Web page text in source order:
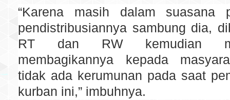
“Karena masih dalam suasana
pendistribusiannya sambung dia,
RT dan RW kemudian
membagikannya kepada
tidak ada kerumunan pada saat
kurban ini,” imbuhnya.